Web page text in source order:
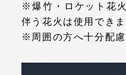
※爆竹・ロケット花
伴う花火は使用できま
※周囲の方へ十分配慮